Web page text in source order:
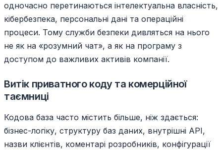
одночасно перетинаються інтелектуальна власність,
кібербезпека, персональні дані та операційні
процеси. Тому служби безпеки дивляться на нього
не як на «розумний чат», а як на програму з
доступом до важливих активів компанії.
Витік приватного коду та комерційної
таємниці
Кодова база часто містить більше, ніж здається:
бізнес-логіку, структуру баз даних, внутрішні API,
назви клієнтів, коментарі розробників, конфігурації